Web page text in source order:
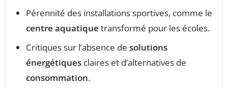
Pérennité des installations sportives, comme le
centre aquatique transformé pour les écoles.
Critiques sur l’absence de solutions
énergétiques claires et d’alternatives de
consommation.